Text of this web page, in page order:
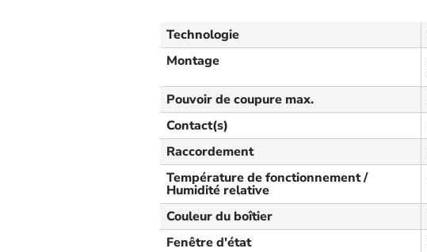
Technologie
Montage
Pouvoir de coupure max.
Contact(s)
Raccordement
Température de fonctionnement /
Humidité relative
Couleur du boîtier
Fenêtre d'état